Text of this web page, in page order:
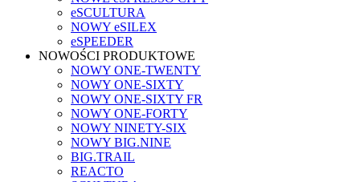
eSCULTURA
NOWY eSILEX
eSPEEDER
NOWOŚCI PRODUKTOWE
NOWY ONE-TWENTY
NOWY ONE-SIXTY
NOWY ONE-SIXTY FR
NOWY ONE-FORTY
NOWY NINETY-SIX
NOWY BIG.NINE
BIG.TRAIL
REACTO